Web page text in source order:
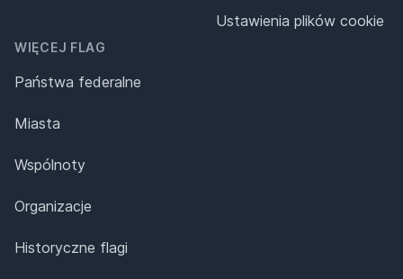
WIĘCEJ FLAG
Państwa federalne
Miasta
Wspólnoty
Organizacje
Historyczne flagi
Ustawienia plików cookie